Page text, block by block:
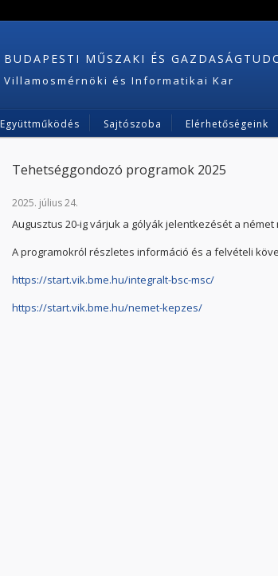
BUDAPESTI MŰSZAKI ÉS
Villamosmérnöki és Informatikai Kar
Együttműködés Sajtószoba Elérhetőségeink
Tehetséggondozó programok 2025
2025. július 24.
Augusztus 20-ig várjuk a gólyák jelentkezését a
A programokról részletes információ és a felvételi
https://start.vik.bme.hu/integralt-bsc-msc/
https://start.vik.bme.hu/nemet-kepzes/